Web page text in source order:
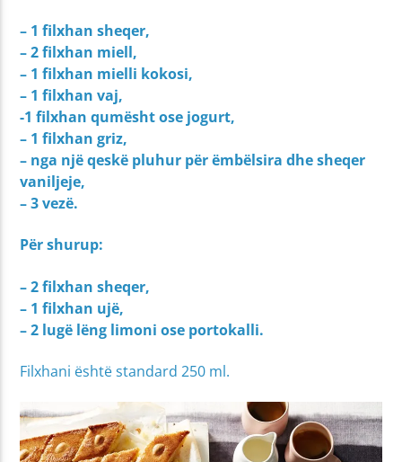
– 1 filxhan sheqer,
– 2 filxhan miell,
– 1 filxhan mielli kokosi,
– 1 filxhan vaj,
-1 filxhan qumësht ose jogurt,
– 1 filxhan griz,
– nga një qeskë pluhur për ëmbëlsira dhe sheqer
vaniljeje,
– 3 vezë.
Për shurup:
– 2 filxhan sheqer,
– 1 filxhan ujë,
– 2 lugë lëng limoni ose portokalli.
Filxhani është standard 250 ml.